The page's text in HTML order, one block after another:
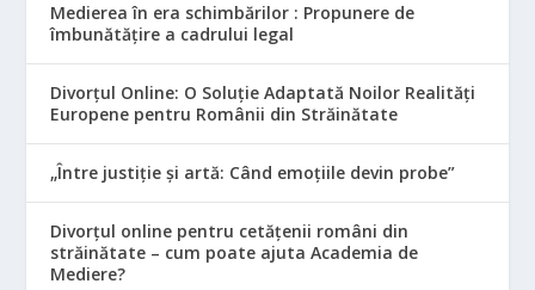
Medierea în era schimbărilor : Propunere de
îmbunătățire a cadrului legal
Divorțul Online: O Soluție Adaptată Noilor Realități
Europene pentru Românii din Străinătate
„Între justiție și artă: Când emoțiile devin probe”
Divorțul online pentru cetățenii români din
străinătate – cum poate ajuta Academia de
Mediere?